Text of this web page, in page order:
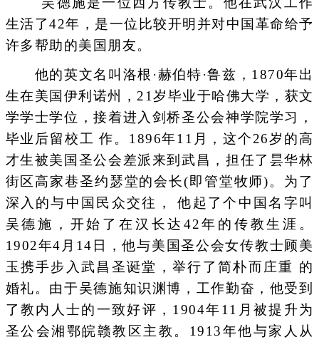
生活了42年，是一位比较开明并对中国革命给予
许多帮助的美国朋友。
他的英文名叫洛根·赫伯特·鲁兹，1870年出
生在美国伊利诺州，21岁毕业于哈佛大学，获文
学学士学位，接着进入剑桥圣公会神学院学习，
毕业后留校工 作。1896年11月，这个26岁的高
才生被美国圣公会差派来到武昌，担任了昙华林
街区高家巷圣约瑟堂的会长(即管堂牧师)。为了
深入的与中国民众交往， 他起了个中国名字叫
吴德施，开始了在汉长达42年的传教生涯。
1902年4月14日，他与美国圣公会女传教士顾美
玉携手步入武昌圣诞堂，举行了简朴而庄重 的
婚礼。由于吴德施知识渊博，工作勤奋，他受到
了教内人士的一致好评，1904年11月被提升为
圣公会湘鄂皖赣教区主教。1913年他与家人从